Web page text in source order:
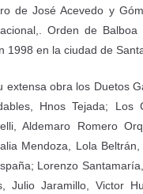
de José Acevedo y
Orden de
1998 en la ciudad de
obra los Duetos
Hnos Tejada; Los
Aldemaro Romero
Mendoza, Lola
Lorenzo
Julio Jaramillo, Victor